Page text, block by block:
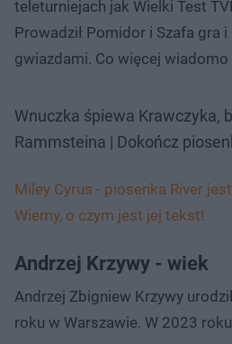
teleturniejach jak Wielki Test
Prowadził Pomidor i Szafa gra i
gwiazdami. Co więcej
Wnuczka śpiewa Krawczyka,
Rammsteina | Dokończ
Miley Cyrus - piosenka River
Wiemy, o czym jest jej tekst!
Andrzej Krzywy - wiek
Andrzej Zbigniew Krzywy
roku w Warszawie. W 2023